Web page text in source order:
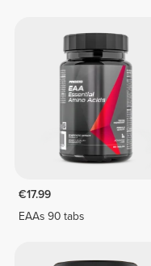
€17.99
EAAs 90 tabs